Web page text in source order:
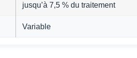
jusqu’à 7,5 % du traitement
Variable